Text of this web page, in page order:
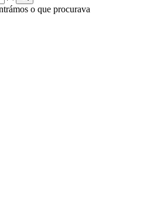
uma
categoria
o que procurava